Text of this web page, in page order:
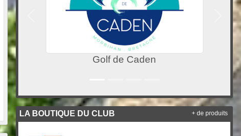
Claude Gilbert
LA BOUTIQUE DU CLUB + de produits